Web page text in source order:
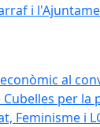
i
al
per la
Feminisme i